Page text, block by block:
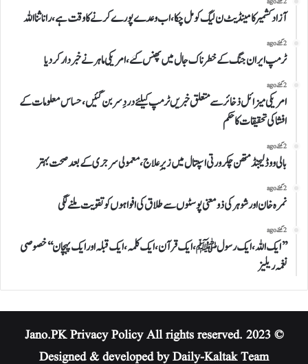
آزاد کشمیر کامینڈیٹ ن لیگ کو مل چکا،اب وعدے پورے کرنے کا وقت ہے،رانا ثنا اللہ
2 گھنٹے ago
ٹرمپ ایران جنگ کے خطرناک جال میں پھنس گئے، امریکی ماہر نے خبردار کردیا
2 گھنٹے ago
امریکی میزائل ذخائر سے متعلق خبریں ٹرمپ کیلئے دردِ سر بن گئیں،حساس معلومات کے
افشا کی تحقیقات کاحکم
2 گھنٹے ago
بالی ووڈ لیجنڈ متھن چکرورتی اسپتال میں زیرِ علاج، معمولی سرجری کے بعد صحت بہتر
2 گھنٹے ago
نمرہ خان اورشوہر کی ذومعنی پوسٹوں سے طلاق کی افواہوں کو تقویت ملنے لگی
2 گھنٹے ago
’’ایک اللہ،ایک رسولﷺ،ایک قرآن،ایک کلمہ،ایک قبلہ اورایک پہچان‘‘خصوصی
نغمہ ریلیز
© 2023 Jano.PK
Privacy PolicyAll rights reserved.
Designed & developed by Daily-Kaltak Team